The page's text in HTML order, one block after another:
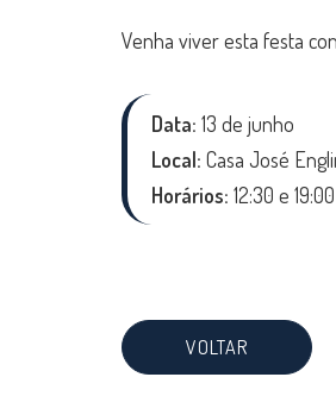
Venha viver esta festa
Data: 13 de junho
Local: Casa José
Horários: 12:30 e 19:00
VOLTAR